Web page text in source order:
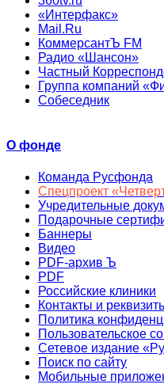
«Интерфакс»
Mail.Ru
КоммерсантЪ FM
Радио «Шансон»
Частный
Группа компаний
Собеседник
О фонде
Команда Русфонда
Спецпроект
Учредительные
Подарочные
Баннеры
Видео
PDF-архив Ъ
PDF
Российские клиники
Контакты и
Политика
Пользовательское
Сетевое издание
Поиск по сайту
Мобильные